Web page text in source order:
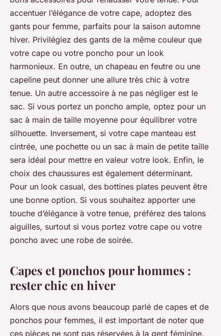
accentuer l’élégance de votre cape, adoptez des
gants pour femme, parfaits pour la saison automne
hiver. Privilégiez des gants de la même couleur que
votre cape ou votre poncho pour un look
harmonieux. En outre, un chapeau en feutre ou une
capeline peut donner une allure très chic à votre
tenue. Un autre accessoire à ne pas négliger est le
sac. Si vous portez un poncho ample, optez pour un
sac à main de taille moyenne pour équilibrer votre
silhouette. Inversement, si votre cape manteau est
cintrée, une pochette ou un sac à main de petite taille
sera idéal pour mettre en valeur votre look. Enfin, le
choix des chaussures est également déterminant.
Pour un look casual, des bottines plates peuvent être
une bonne option. Si vous souhaitez apporter une
touche d’élégance à votre tenue, préférez des talons
aiguilles, surtout si vous portez votre cape ou votre
poncho avec une robe de soirée.
Capes et ponchos pour hommes :
rester chic en hiver
Alors que nous avons beaucoup parlé de capes et de
ponchos pour femmes, il est important de noter que
ces pièces ne sont pas réservées à la gent féminine.